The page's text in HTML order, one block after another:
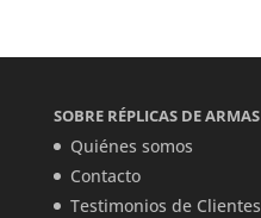
SOBRE RÉPLICAS DE ARMAS
Quiénes somos
Contacto
Testimonios de Clientes